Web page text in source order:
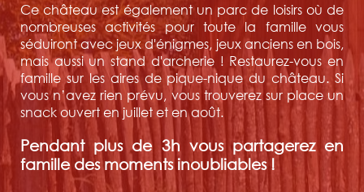
Ce château est également un parc de loisirs où de
nombreuses activités pour toute la famille vous
séduiront avec jeux d'énigmes, jeux anciens en bois,
mais aussi un stand d'archerie ! Restaurez-vous en
famille sur les aires de pique-nique du château. Si
vous n’avez rien prévu, vous trouverez sur place un
snack ouvert en juillet et en août.
Pendant plus de 3h vous partagerez en
famille des moments inoubliables !